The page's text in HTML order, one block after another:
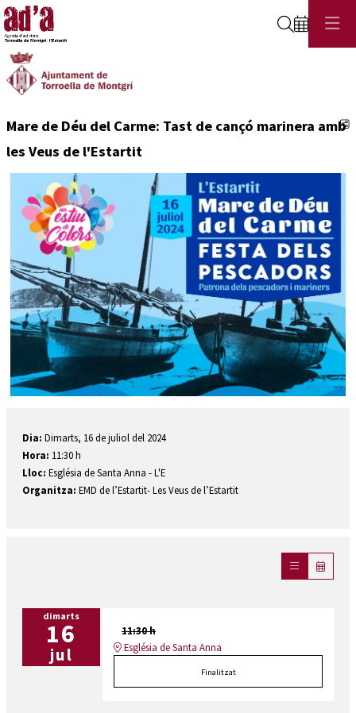
Cerca
Mare de Déu del Carme: Tast de cançó marinera amb
les Veus de l'Estartit
Dia: Dimarts, 16 de juliol del 2024
Hora: 11:30 h
Lloc: Església de Santa Anna - L'E
Organitza: EMD de l’Estartit- Les Veus de l’Estartit
dimarts
16
jul
11:30 h
Església de Santa Anna
Finalitzat